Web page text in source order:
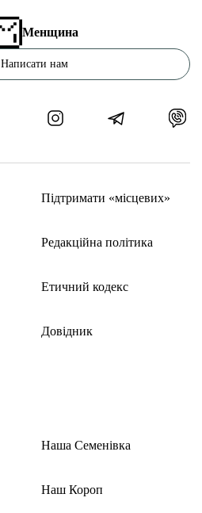
Менщина
Написати нам
Підтримати «місцевих»
Редакційна політика
Етичний кодекс
Довідник
Наша Семенівка
Наш Короп